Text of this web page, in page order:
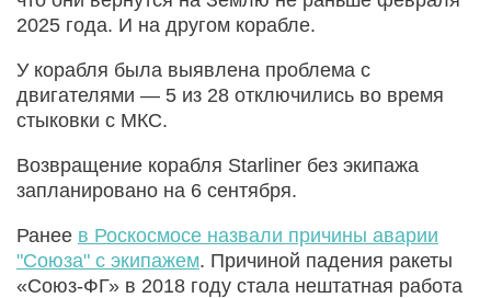
2025 года. И на другом корабле.
У корабля была выявлена проблема с
двигателями — 5 из 28 отключились во время
стыковки с МКС.
Возвращение корабля Starliner без экипажа
запланировано на 6 сентября.
Ранее в Роскосмосе назвали причины аварии
"Союза" с экипажем. Причиной падения ракеты
«Союз-ФГ» в 2018 году стала нештатная работа